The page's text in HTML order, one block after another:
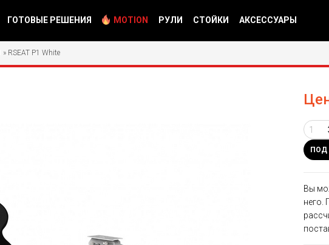
ГОТОВЫЕ РЕШЕНИЯ MOTION РУЛИ СТОЙКИ АКСЕССУАРЫ
» RSEAT P1 White
ПОД
Вы
него.